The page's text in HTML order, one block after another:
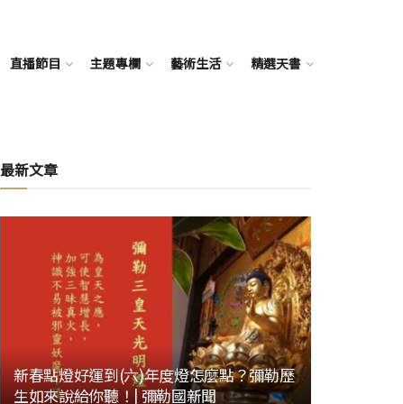
直播節目 主題專欄 藝術生活 精選天書
最新文章
新春點燈好運到(六)年度燈怎麼點？彌勒歷
生如來說給你聽！| 彌勒國新聞